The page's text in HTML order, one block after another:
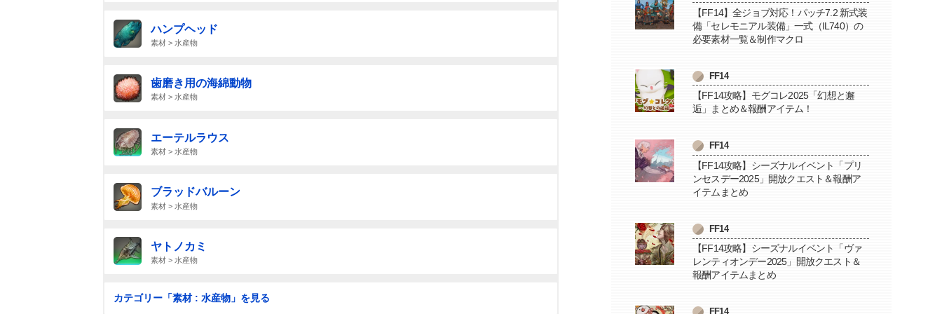
ハンプヘッド
素材 > 水産物
歯磨き用の海綿動物
素材 > 水産物
エーテルラウス
素材 > 水産物
ブラッドバルーン
素材 > 水産物
ヤトノカミ
素材 > 水産物
カテゴリー「素材 : 水産物」を見る
【FF14】全ジョブ対応！パッチ7.2 新式装
備「セレモニアル装備」一式（IL740）の
必要素材一覧＆制作マクロ
FF14
【FF14攻略】モグコレ2025「幻想と邂
逅」まとめ＆報酬アイテム！
FF14
【FF14攻略】シーズナルイベント「プリ
ンセスデー2025」開放クエスト＆報酬ア
イテムまとめ
FF14
【FF14攻略】シーズナルイベント「ヴァ
レンティオンデー2025」開放クエスト＆
報酬アイテムまとめ